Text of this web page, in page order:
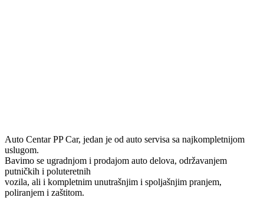
Auto Centar PP Car, jedan je od auto servisa sa najkompletnijom
uslugom.
Bavimo se ugradnjom i prodajom auto delova, održavanjem
putničkih i poluteretnih
vozila, ali i kompletnim unutrašnjim i spoljašnjim pranjem,
poliranjem i zaštitom.